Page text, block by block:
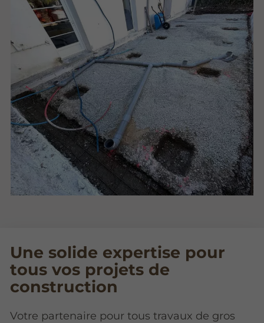
Une solide expertise pour
tous vos projets de
construction
Votre partenaire pour tous travaux de gros